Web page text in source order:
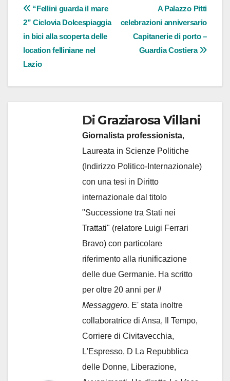
Navigazione
articoli
A Palazzo Pitti
celebrazioni anniversario
Capitanerie di porto –
Guardia Costiera
“Fellini guarda il mare
2” Ciclovia Dolcespiaggia
in bici alla scoperta delle
location felliniane nel
Lazio
Di Graziarosa Villani
Giornalista professionista,
Laureata in Scienze Politiche
(Indirizzo Politico-Internazionale)
con una tesi in Diritto
internazionale dal titolo
"Successione tra Stati nei
Trattati" (relatore Luigi Ferrari
Bravo) con particolare
riferimento alla riunificazione
delle due Germanie. Ha scritto
per oltre 20 anni per Il
Messaggero. E' stata inoltre
collaboratrice di Ansa, Il Tempo,
Corriere di Civitavecchia,
L'Espresso, D La Repubblica
delle Donne, Liberazione,